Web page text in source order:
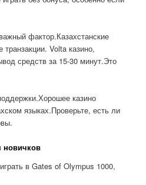
фактор.Казахстанские
Volta казино,
средств за 15-30 минут.Это
казино
языках.Проверьте, есть ли
новичков
в Gates of Olympus 1000,